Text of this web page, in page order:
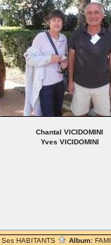
Chantal VICIDOMINI
Yves VICIDOMINI
Ses HABITANTS Album: